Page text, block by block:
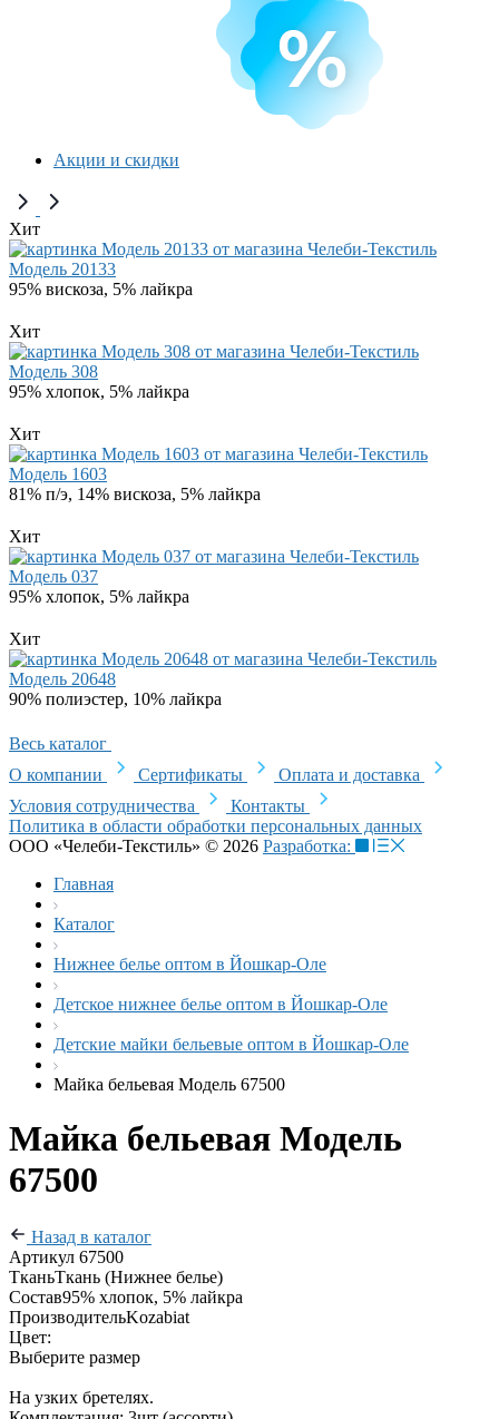
Акции и скидки
Хит
Модель 20133
95% вискоза, 5% лайкра
Хит
Модель 308
95% хлопок, 5% лайкра
Хит
Модель 1603
81% п/э, 14% вискоза, 5% лайкра
Хит
Модель 037
95% хлопок, 5% лайкра
Хит
Модель 20648
90% полиэстер, 10% лайкра
Весь каталог
О компании
Сертификаты
Оплата и доставка
Условия сотрудничества
Контакты
Политика в области обработки персональных данных
ООО «Челеби-Текстиль» © 2026 Разработка:
Главная
Каталог
Нижнее белье оптом в Йошкар-Оле
Детское нижнее белье оптом в Йошкар-Оле
Детские майки бельевые оптом в Йошкар-Оле
Майка бельевая Модель 67500
Майка бельевая Модель
67500
Назад в каталог
Артикул 67500
ТканьТкань (Нижнее белье)
Состав95% хлопок, 5% лайкра
ПроизводительKozabiat
Цвет:
Выберите размер
На узких бретелях.